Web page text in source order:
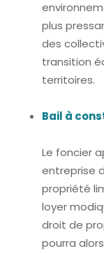
plus
des
transition
territoires.
Bail à
Le foncier
entreprise
propriété
loyer
droit de
pourra